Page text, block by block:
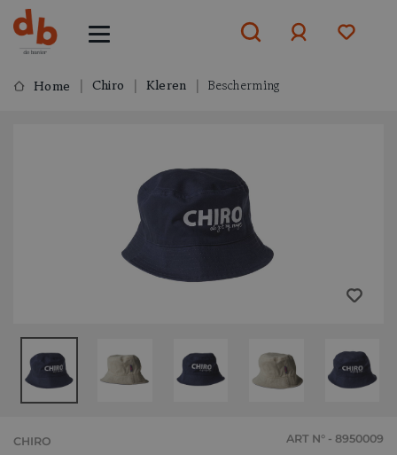
Home Chiro Kleren Bescherming
CHIRO ART N° - 8950009